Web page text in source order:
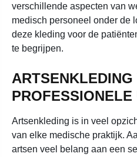
verschillende aspecten van
medisch personeel onder de
deze kleding voor de
te begrijpen.
ARTSENKLEDING
Artsenkleding is in veel
van elke medische praktijk.
artsen veel belang aan een